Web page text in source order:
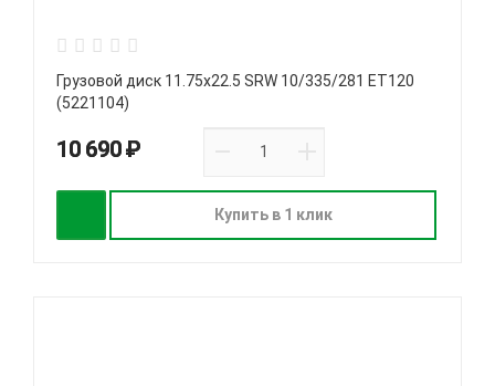
Грузовой диск 11.75х22.5 SRW 10/335/281 ET120
(5221104)
10 690 ₽
Купить в 1 клик